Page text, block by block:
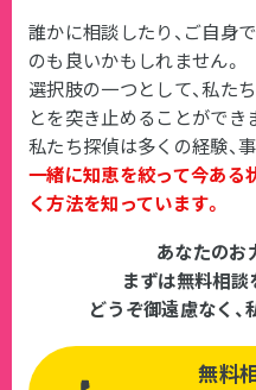
誰かに相談したり、ご自身
のも良いかもしれません。
選択肢の一つとして、私た
とを突き止めることができ
私たち探偵は多くの経験、
一緒に知恵を絞って今ある
く方法を知っています。
あなたのお
まずは無料相談
どうぞ御遠慮なく、
無料